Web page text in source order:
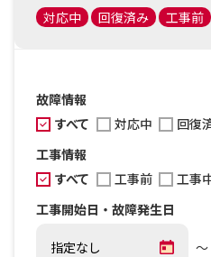
対応中
回復済み 工事前
故障情報
すべて
対応中
回復
工事情報
すべて
工事前 工事
工事開始日・故障発生日
～